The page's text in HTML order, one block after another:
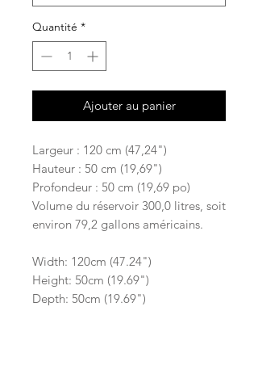
Quantité *
Ajouter au panier
Largeur : 120 cm (47,24")
Hauteur : 50 cm (19,69")
Profondeur : 50 cm (19,69 po)
Volume du réservoir 300,0 litres, soit
environ 79,2 gallons américains.
Width: 120cm (47.24")
Height: 50cm (19.69")
Depth: 50cm (19.69")